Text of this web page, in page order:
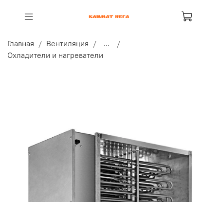
Главная Вентиляция
...
Охладители и нагреватели